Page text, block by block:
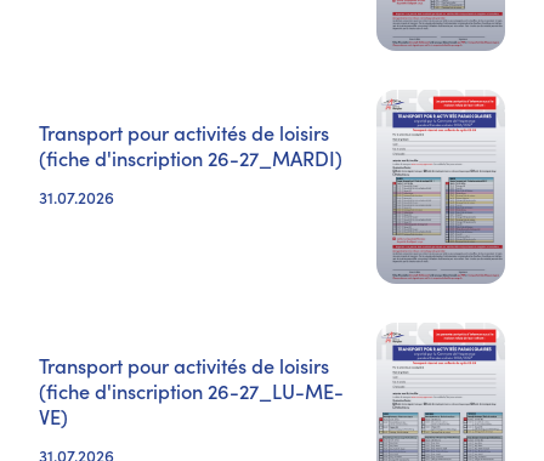
Transport pour activités de loisirs
(fiche d'inscription 26-27_MARDI)
31.07.2026
Transport pour activités de loisirs
(fiche d'inscription 26-27_LU-ME-
VE)
31.07.2026